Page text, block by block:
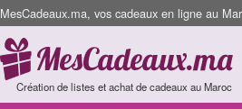
MesCadeaux.ma, vos cadeaux en ligne au
Création de listes et achat de cadeaux au Maroc